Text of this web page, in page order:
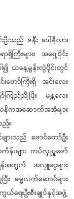
းသည် ဇနီး ဒေါ်နီလာ၊
ကြီးများ၊ အရှေ့ပိုင်း
၍ ယနေ့မွန်းလွဲပိုင်းတွင်
တော်ကြီးရှိ အင်းလေး
ာ်ကြည်ညိုပြီး မန္တလေး
ကအဆောက်အအုံများ
ည်။
ားသည် ဖောင်တော်ဦး
င်္ကန်းများ ကပ်လှူပူဇော်
ရန်အတွက် အလှူငွေများ
း ဓမ္မလက်ဆောင်များ
ေးဦးစီးချုပ်နှင့်အဖွဲ့